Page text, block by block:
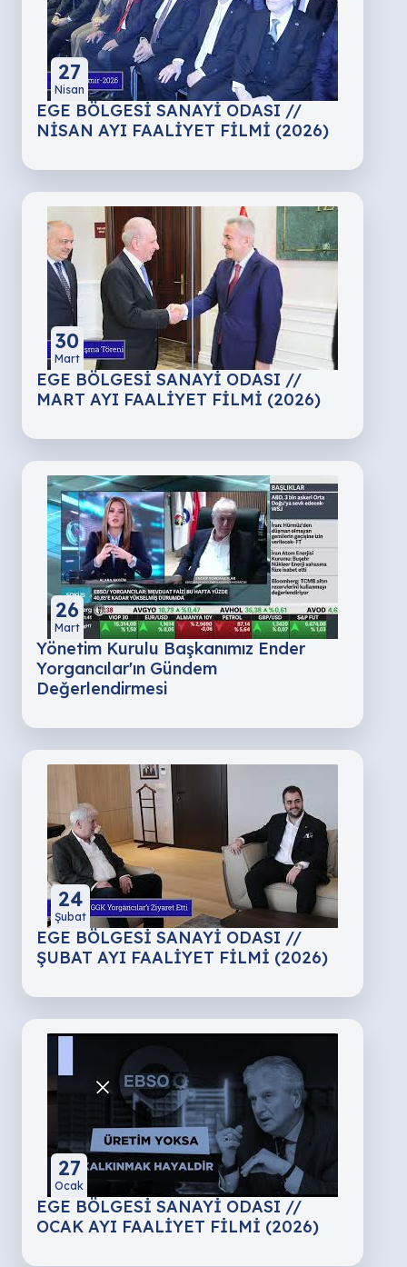
27
Nisan
EGE BÖLGESİ SANAYİ ODASI //
NİSAN AYI FAALİYET FİLMİ (2026)
30
Mart
EGE BÖLGESİ SANAYİ ODASI //
MART AYI FAALİYET FİLMİ (2026)
26
Mart
Yönetim Kurulu Başkanımız Ender
Yorgancılar'ın Gündem
Değerlendirmesi
24
Şubat
EGE BÖLGESİ SANAYİ ODASI //
ŞUBAT AYI FAALİYET FİLMİ (2026)
27
Ocak
EGE BÖLGESİ SANAYİ ODASI //
OCAK AYI FAALİYET FİLMİ (2026)